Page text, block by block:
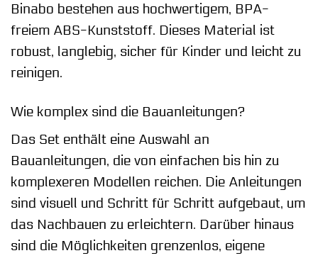
Binabo bestehen aus hochwertigem, BPA-
freiem ABS-Kunststoff. Dieses Material ist
robust, langlebig, sicher für Kinder und leicht zu
reinigen.
Wie komplex sind die Bauanleitungen?
Das Set enthält eine Auswahl an
Bauanleitungen, die von einfachen bis hin zu
komplexeren Modellen reichen. Die Anleitungen
sind visuell und Schritt für Schritt aufgebaut, um
das Nachbauen zu erleichtern. Darüber hinaus
sind die Möglichkeiten grenzenlos, eigene